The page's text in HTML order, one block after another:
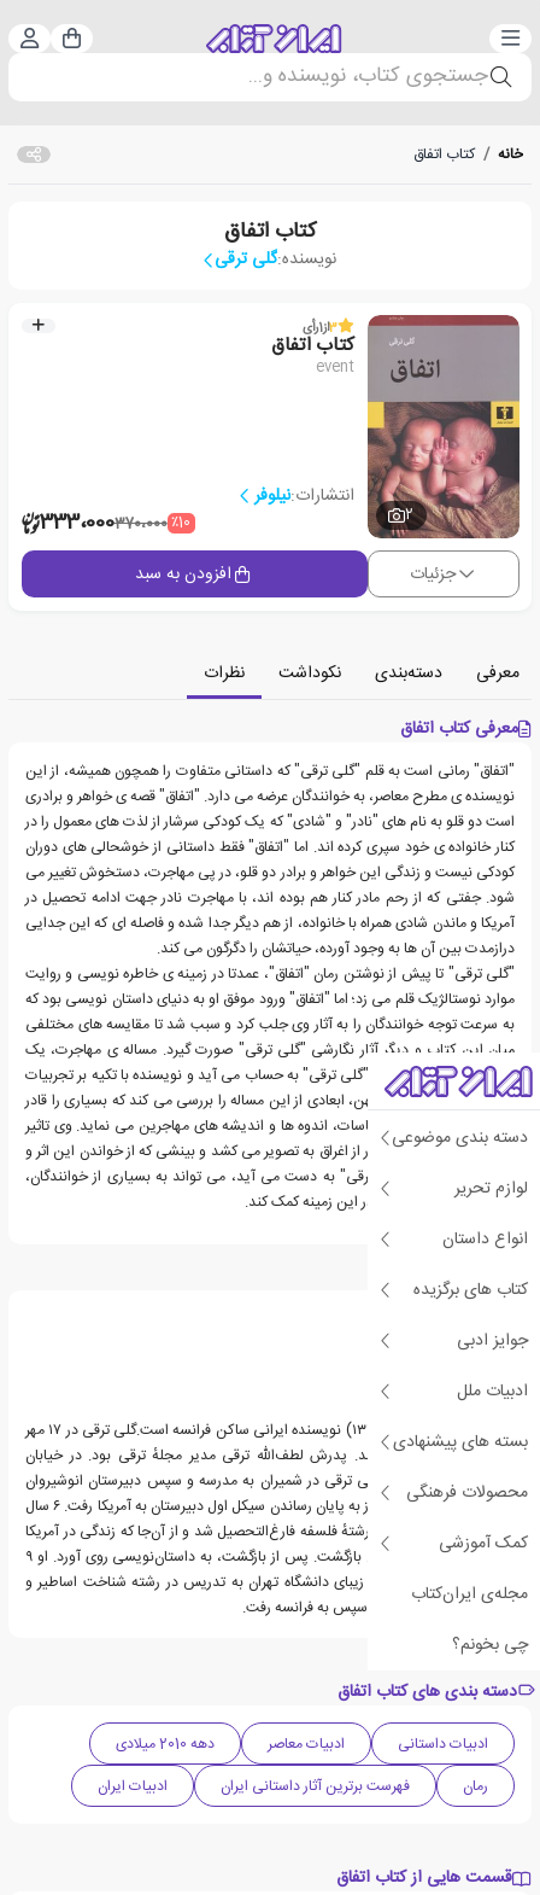
دسته‌بندی سبد
جستجوی کتاب، نویسنده و...
دسته بندی موضوعی
لوازم تحریر
انواع داستان
کتاب های برگزیده
جوایز ادبی
ادبیات ملل
بسته های پیشنهادی
محصولات فرهنگی
کمک آموزشی
مجله‌ی ایران‌کتاب
چی بخونم؟
خانه / کتاب اتفاق
کتاب اتفاق
نویسنده:گلی ترقی
2
3از1رأی
کتاب اتفاق
event
انتشارات:نیلوفر
٪10370،000333،000
جزئیات افزودن به سبد
معرفی دسته‌بندی نکوداشت
نظرات
معرفی کتاب اتفاق
"اتفاق" رمانی است به قلم "گلی ترقی" که داستانی متفاوت را همچون همیشه، از این
نویسنده ی مطرح معاصر، به خوانندگان عرضه می دارد. "اتفاق" قصه ی خواهر و برادری
است دو قلو به نام های "نادر" و "شادی" که یک کودکی سرشار از لذت های معمول را در
کنار خانواده ی خود سپری کرده اند. اما "اتفاق" فقط داستانی از خوشحالی های دوران
کودکی نیست و زندگی این خواهر و برادر دو قلو، در پی مهاجرت، دستخوش تغییر می
شود. جفتی که از رحم مادر کنار هم بوده اند، با مهاجرت نادر جهت ادامه تحصیل در
آمریکا و ماندن شادی همراه با خانواده، از هم دیگر جدا شده و فاصله ای که این جدایی
درازمدت بین آن ها به وجود آورده، حیاتشان را دگرگون می کند.
"گلی ترقی" تا پیش از نوشتن رمان "اتفاق"، عمدتا در زمینه ی خاطره نویسی و روایت
موارد نوستالژیک قلم می زد؛ اما "اتفاق" ورود موفق او به دنیای داستان نویسی بود که
به سرعت توجه خوانندگان را به آثار وی جلب کرد و سبب شد تا مقایسه های مختلفی
میان این کتاب و دیگر آثار نگارشی "گلی ترقی" صورت گیرد. مساله ی مهاجرت، یک
سنگ بنای اساسی در آثار "گلی ترقی" به حساب می آید و نویسنده با تکیه بر تجربیات
خود از مهاجرت و ترک میهن، ابعادی از این مساله را بررسی می کند که بسیاری را قادر
به همذات پنداری با احساسات، اندوه ها و اندیشه های مهاجرین می نماید. وی تاثیر
مهاجرت بر زندگی را به دور از اغراق به تصویر می کشد و بینشی که از خواندن این اثر و
دیگر آثار داستانی "گلی ترقی" به دست می آید، می تواند به بسیاری از خوانندگان،
علی الخصوص مهاجرین در این زمینه کمک کند.
درباره گلی ترقی
گلی ترقی، (زاده ۱۷ مهر ۱۳۱۸) نویسنده ایرانی ساکن فرانسه است.گلی ترقی در ۱۷ مهر
۱۳۱۸ در تهران به دنیا آمد. پدرش لطف‌الله ترقی مدیر مجلهٔ ترقی بود. در خیابان
خوشبختی به‌دنیا آمد. گلی ترقی در شمیران به مدرسه و سپس دبیرستان انوشیروان
دادگر رفت. در ۱۹۵۴ پس از به پایان رساندن سیکل اول دبیرستان به آمریکا رفت. ۶ سال
در آمریکا زندگی کرد و در رشتهٔ فلسفه فارغ‌التحصیل شد و از آن‌جا که زندگی در آمریکا
را دوست نداشت به ایران بازگشت. پس از بازگشت، به داستان‌نویسی روی آورد. او ۹
سال در دانشکده هنرهای زیبای دانشگاه تهران به تدریس در رشته شناخت اساطیر و
نمادهای آغازین پرداخت، سپس به فرانسه رفت.
دسته بندی های کتاب اتفاق
ادبیات داستانی ادبیات معاصر
دهه 2010 میلادی
رمان
فهرست برترین آثار داستانی ایران ادبیات ایران
قسمت هایی از کتاب اتفاق